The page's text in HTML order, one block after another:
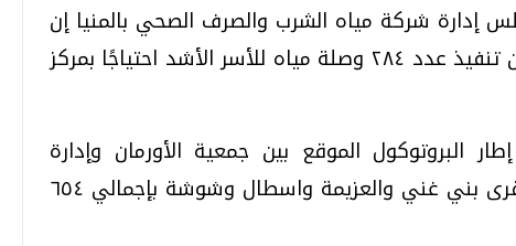
شركة مياه الشرب والصرف الصحي بالمنيا إن
الشركة نجحت خلال شهر فبراير الجاري من تنفيذ عدد ٢٨٤ وصلة مياه للأسر الأشد احتياجًا بمركز
البروتوكول الموقع بين جمعية الأورمان وإدارة
المشاركة المجتمعية، حيث تم تنفيذها بقرى بني غني والعزيمة واسطال وشوشة بإجمالي ٦٥٤
دليلك للتنسيق الجامعي .. تساؤلات
وإجابات
تقنيات واعدة